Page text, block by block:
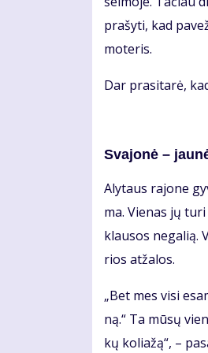
pra­šy­ti, kad
mo­te­ris.
Dar pra­si­ta­rė,
Sva­jo­nė –
Aly­taus ra­jo­ne
ma. Vie­nas jų
klau­sos ne­ga­lią.
rios at­ža­los.
„Bet mes vi­si
ną.“ Ta mū­sų
kų ko­lia­žą“, –